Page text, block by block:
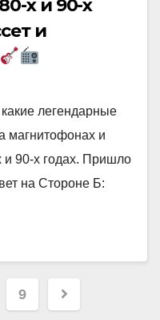
х и 90-х
и
легендарные
магнитофонах и
и 90-х годах. Пришло
на Стороне Б:
9